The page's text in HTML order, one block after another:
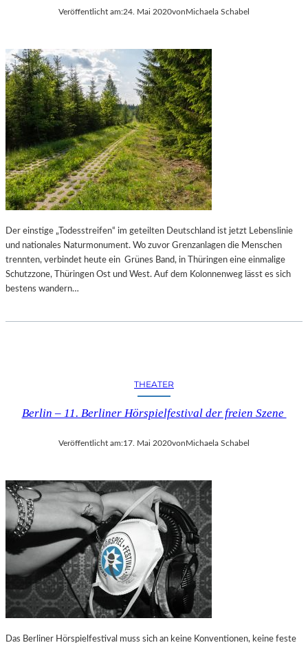
Veröffentlicht am:24. Mai 2020vonMichaela Schabel
Der einstige „Todesstreifen“ im geteilten Deutschland ist jetzt Lebenslinie
und nationales Naturmonument. Wo zuvor Grenzanlagen die Menschen
trennten, verbindet heute ein Grünes Band, in Thüringen eine einmalige
Schutzzone, Thüringen Ost und West. Auf dem Kolonnenweg lässt es sich
bestens wandern…
THEATER
Berlin – 11. Berliner Hörspielfestival der freien Szene
Veröffentlicht am:17. Mai 2020vonMichaela Schabel
Das Berliner Hörspielfestival muss sich an keine Konventionen, keine feste